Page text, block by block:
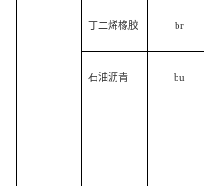
丁二烯橡胶 br
石油沥青 bu